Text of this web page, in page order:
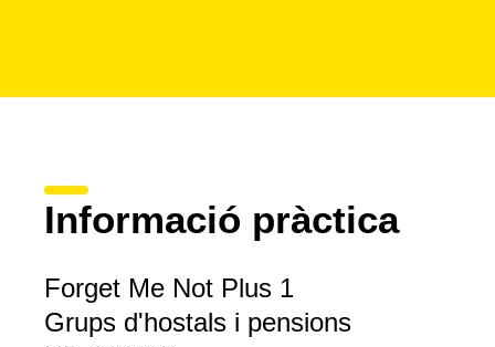
Informació pràctica
Forget Me Not Plus 1
Grups d'hostals i pensions